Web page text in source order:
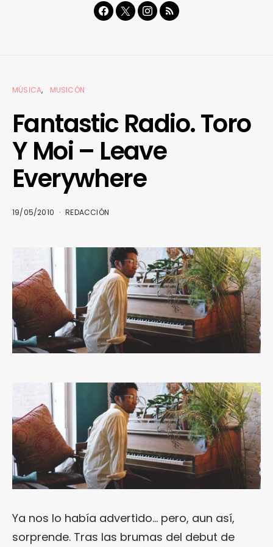
MÚSICA MUSICÓN
Fantastic Radio. Toro
Y Moi – Leave
Everywhere
19/05/2010 REDACCIÓN
Ya nos lo había advertido… pero, aun así,
sorprende. Tras las brumas del debut de